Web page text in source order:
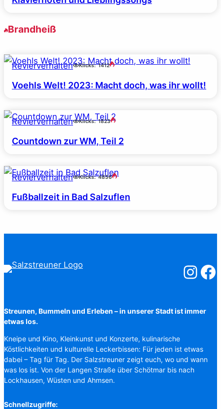
Brandheiß
Revierverhalten Klicks: 1412
Voehls Welt! 2023: Macht doch, was ihr wollt!
Revierverhalten Klicks: 1823
Countdown zur WM, Teil 2
Revierverhalten Klicks: 4856
Fußballzeit in Bad Salzuflen
Streunen, Bummeln und Erleben – in unserer Stadt ist immer
etwas los.
Kneipe und Kino, Kleinkunst und Konzerte, kulinarische
Köstlichkeiten und kulturelle Leckerbissen: Für jeden ist etwas
dabei – Tag für Tag. Der Salzstreuner zeigt euch, wo und wann
was los ist. Von der Langen Straße über Schötmar bis nach
Lockhausen, Wüsten und Ahmsen.
Schnellzugriffe: